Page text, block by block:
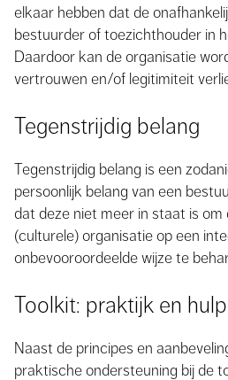
elkaar hebben dat de
bestuurder of toezichthouder in
Daardoor kan de organisatie
vertrouwen en/of legitimiteit
Tegenstrijdig belang
Tegenstrijdig belang is een
persoonlijk belang van een
dat deze niet meer in staat is om
(culturele) organisatie op een
onbevooroordeelde wijze te
Toolkit: praktijk en
Naast de principes en
praktische ondersteuning bij de